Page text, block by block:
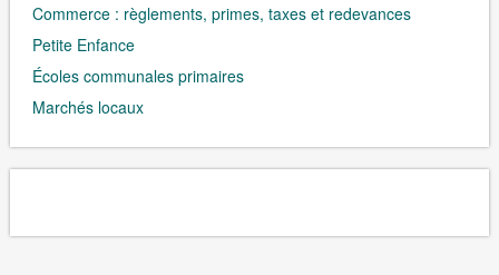
Commerce : règlements, primes, taxes et redevances
Petite Enfance
Écoles communales primaires
Marchés locaux